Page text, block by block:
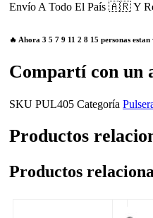
Envío A Todo El País 🇦🇷 Y
🔥 Ahora 3 5 7 9 11 2 8 15 personas
Compartí con un
SKU PUL405 Categoría
Productos
Productos